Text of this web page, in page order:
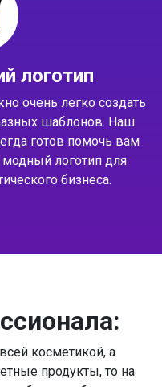
логотип
очень легко создать
шаблонов. Наш
готов помочь вам
модный логотип для
бизнеса.
косметикой, а
продукты, то на